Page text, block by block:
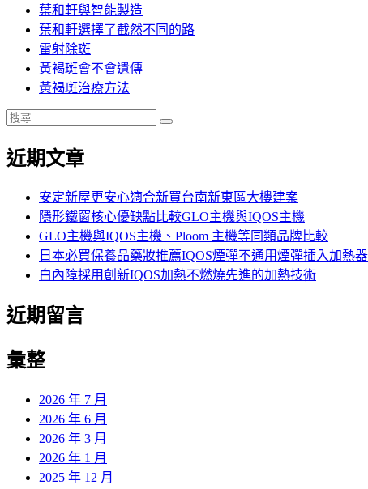
葉和軒與智能製造
葉和軒選擇了截然不同的路
雷射除斑
黃褐斑會不會遺傳
黃褐斑治療方法
搜
關
近期文章
安定新屋更安心適合新買台南新東區大樓建案
隱形鐵窗核心優缺點比較GLO主機與IQOS主機
GLO主機與IQOS主機、Ploom 主機等同類品牌比較
日本必買保養品藥妝推薦IQOS煙彈不通用煙彈插入加熱器
白內障採用創新IQOS加熱不燃燒先進的加熱技術
近期留言
彙整
2026 年 7 月
2026 年 6 月
2026 年 3 月
2026 年 1 月
2025 年 12 月